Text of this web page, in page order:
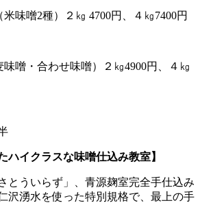
味噌2種）２㎏ 4700円、４㎏7400円
噌・合わせ味噌）２㎏4900円、４㎏
ハイクラスな味噌仕込み教室】
とういらず」、青源麹室完全手仕込み
沢湧水を使った特別規格で、最上の手